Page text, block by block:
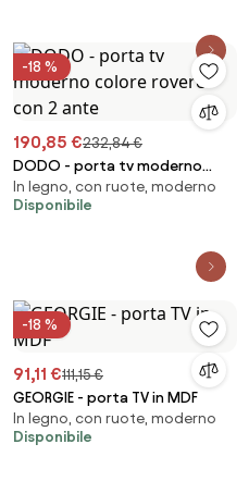
-18 %
190,85 €232,84 €
DODO - porta tv moderno
colore rovere con 2 ante
In legno, con ruote, moderno
Disponibile
-18 %
91,11 €111,15 €
GEORGIE - porta TV in MDF
In legno, con ruote, moderno
Disponibile